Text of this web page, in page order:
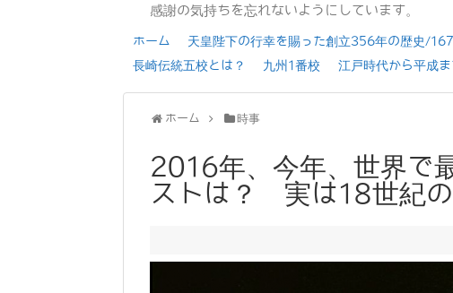
感謝の気持ちを忘れないようにしています。
ホーム 天皇陛下の行幸を賜った創立356年の歴史/
長崎伝統五校とは？
九州1番校 江戸時代から平成ま
ホーム 時事
2016年、今年、世界で
ストは？ 実は18世紀